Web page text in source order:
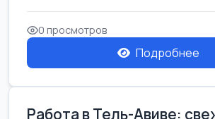
Работа в Нетании на мебельном
требу...
0 просмотров
Подробнее
Работа в Тель-Авиве: